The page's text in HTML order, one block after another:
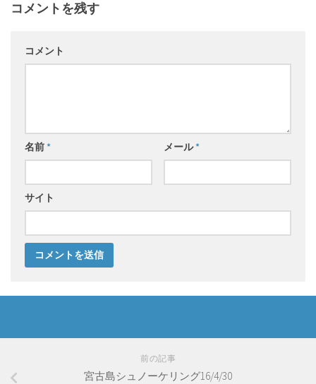
コメントを残す
コメント
名前* メール*
サイト
前の記事
宮古島シュノーケリング16/4/30